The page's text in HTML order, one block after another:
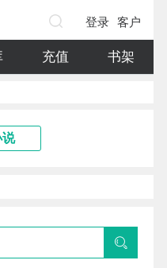
登录 客户
端
充值 书架
说